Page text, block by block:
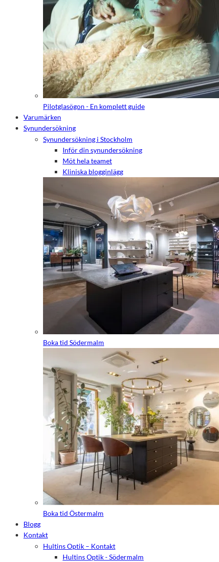
Pilotglasögon - En komplett guide
Varumärken
Synundersökning
Synundersökning i Stockholm
Inför din synundersökning
Möt hela teamet
Kliniska blogginlägg
Boka tid Södermalm
Boka tid Östermalm
Blogg
Kontakt
Hultins Optik – Kontakt
Hultins Optik - Södermalm